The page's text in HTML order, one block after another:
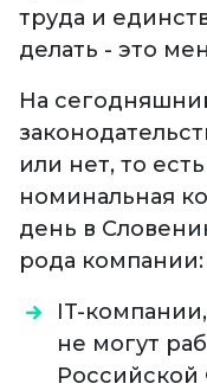
труда и
делать - это
На
или нет, то
номинальная
день в
рода компании:
IT-
не могут